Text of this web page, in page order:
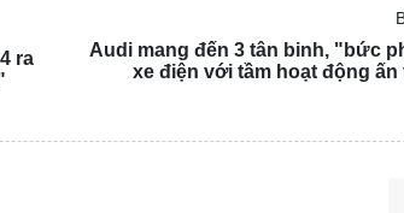
ra
Audi mang đến 3 tân binh, "bức
xe điện với tầm hoạt động